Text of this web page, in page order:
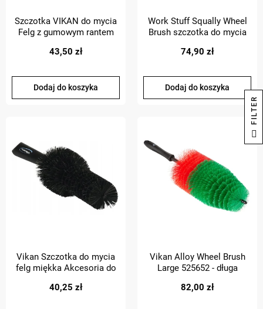
Szczotka VIKAN do mycia
Felg z gumowym rantem
43,50 zł
Dodaj do koszyka
Work Stuff Squally Wheel
Brush szczotka do mycia
74,90 zł
Dodaj do koszyka
Vikan Szczotka do mycia
felg miękka Akcesoria do
40,25 zł
Vikan Alloy Wheel Brush
Large 525652 - długa
82,00 zł
R